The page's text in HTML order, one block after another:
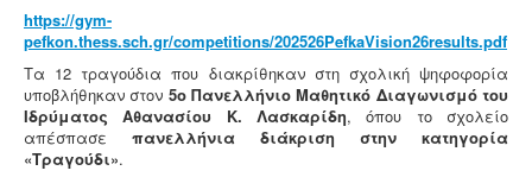
https://gym-
pefkon.thess.sch.gr/competitions/202526PefkaVision26results.pdf
Τα 12 τραγούδια που διακρίθηκαν στη σχολική ψηφοφορία
υποβλήθηκαν στον 5ο Πανελλήνιο Μαθητικό Διαγωνισμό του
Ιδρύματος Αθανασίου Κ. Λασκαρίδη, όπου το σχολείο
απέσπασε πανελλήνια διάκριση στην κατηγορία
«Τραγούδι».